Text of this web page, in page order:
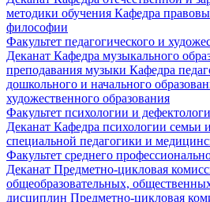
методики обучения Кафедра
философии
Факультет педагогического и
Деканат Кафедра музыкального
преподавания музыки Кафедра
дошкольного и начального
художественного образования
Факультет психологии и
Деканат Кафедра психологии семьи
специальной педагогики и
Факультет среднего
Деканат Предметно-цикловая
общеобразовательных,
дисциплин Предметно-цикловая